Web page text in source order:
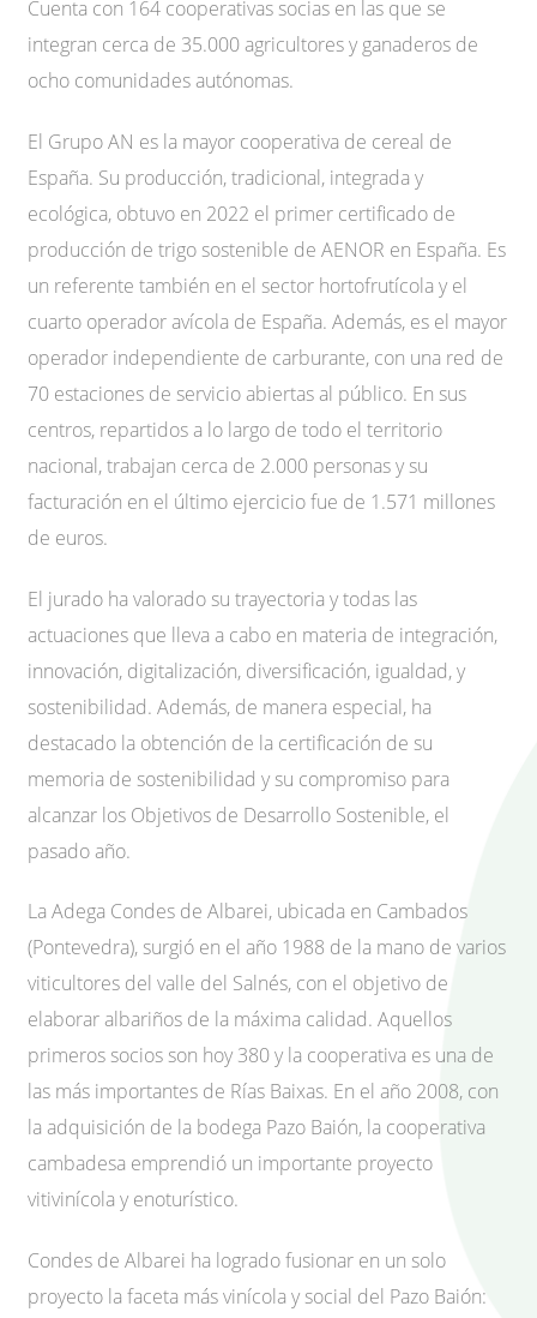
Cuenta con 164 cooperativas socias en las que se
integran cerca de 35.000 agricultores y ganaderos de
ocho comunidades autónomas.
El Grupo AN es la mayor cooperativa de cereal de
España. Su producción, tradicional, integrada y
ecológica, obtuvo en 2022 el primer certificado de
producción de trigo sostenible de AENOR en España. Es
un referente también en el sector hortofrutícola y el
cuarto operador avícola de España. Además, es el mayor
operador independiente de carburante, con una red de
70 estaciones de servicio abiertas al público. En sus
centros, repartidos a lo largo de todo el territorio
nacional, trabajan cerca de 2.000 personas y su
facturación en el último ejercicio fue de 1.571 millones
de euros.
El jurado ha valorado su trayectoria y todas las
actuaciones que lleva a cabo en materia de integración,
innovación, digitalización, diversificación, igualdad, y
sostenibilidad. Además, de manera especial, ha
destacado la obtención de la certificación de su
memoria de sostenibilidad y su compromiso para
alcanzar los Objetivos de Desarrollo Sostenible, el
pasado año.
La Adega Condes de Albarei, ubicada en Cambados
(Pontevedra), surgió en el año 1988 de la mano de varios
viticultores del valle del Salnés, con el objetivo de
elaborar albariños de la máxima calidad. Aquellos
primeros socios son hoy 380 y la cooperativa es una de
las más importantes de Rías Baixas. En el año 2008, con
la adquisición de la bodega Pazo Baión, la cooperativa
cambadesa emprendió un importante proyecto
vitivinícola y enoturístico.
Condes de Albarei ha logrado fusionar en un solo
proyecto la faceta más vinícola y social del Pazo Baión: